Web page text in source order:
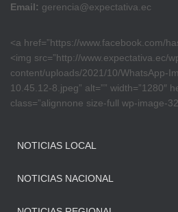
Email: gerencia@expectativa.ec
<a href=”https://www.facebook.com/
<img src=”http://www.expectativa.ec/
content/uploads/2021/10/WhatsApp-
10.45.12-8.jpeg” alt=”” width=”1280″
class=”alignnone size-full wp-image-
NOTICIAS LOCAL
NOTICIAS NACIONAL